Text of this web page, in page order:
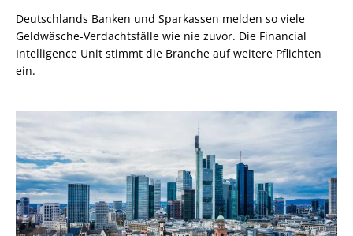
Deutschlands Banken und Sparkassen melden so viele
Geldwäsche-Verdachtsfälle wie nie zuvor. Die Financial
Intelligence Unit stimmt die Branche auf weitere Pflichten
ein.